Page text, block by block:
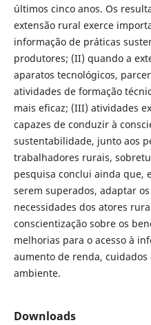
últimos cinco anos. Os
extensão rural exerce
informação de práticas
produtores; (II) quando a
aparatos tecnológicos,
atividades de formação
mais eficaz; (III) atividades
capazes de conduzir à
sustentabilidade, junto aos
trabalhadores rurais,
pesquisa conclui ainda que,
serem superados, adaptar
necessidades dos atores
conscientização sobre os
melhorias para o acesso à
aumento de renda, cuidados
ambiente.
Downloads